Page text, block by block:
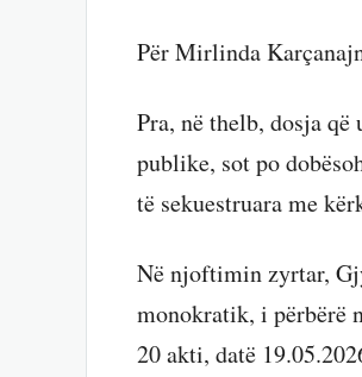
Për Mirlinda
Pra, në thelb, dosja
publike, sot po
të sekuestruara me
Në njoftimin zyrtar,
monokratik, i përbërë
20 akti, datë